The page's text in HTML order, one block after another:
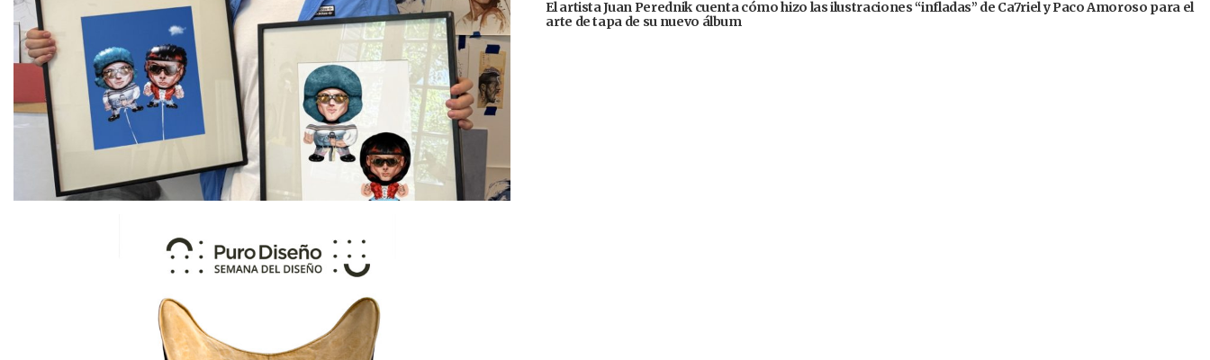
El artista Juan Perednik cuenta cómo hizo las ilustraciones “infladas” de Ca7riel y Paco Amoroso para el
arte de tapa de su nuevo álbum